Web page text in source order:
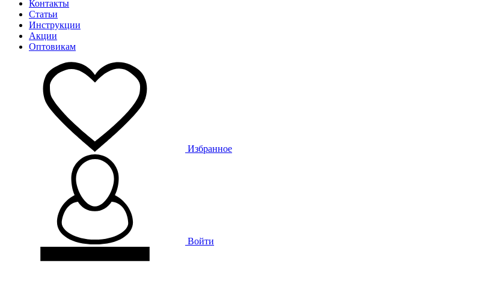
Контакты
Статьи
Инструкции
Акции
Оптовикам
Избранное
Войти